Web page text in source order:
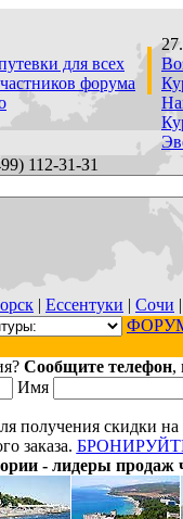
для всех
форума
112-31-З1
| Ессентуки | Сочи |
Сообщите телефон,
Имя
получения скидки
заказа.
- лидеры продаж